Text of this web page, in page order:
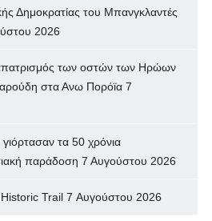
Δημοκρατίας του Μπανγκλαντές
2026
των oστών των Ηρώων
στα Ανω Πορόϊα 7
τα 50 χρόνια
παράδοση 7 Αυγούστου 2026
Trail 7 Αυγούστου 2026